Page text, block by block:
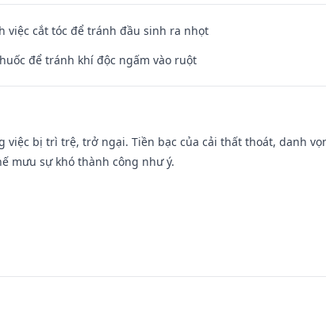
việc cắt tóc để tránh đầu sinh ra nhọt
để tránh khí độc ngấm vào ruột
việc bị trì trệ, trở ngại. Tiền bạc của cải thất thoát, danh
mưu sự khó thành công như ý.